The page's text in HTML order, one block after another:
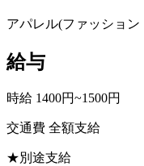
アパレル(ファッション
給与
時給 1400円~1500円
交通費 全額支給
★別途支給